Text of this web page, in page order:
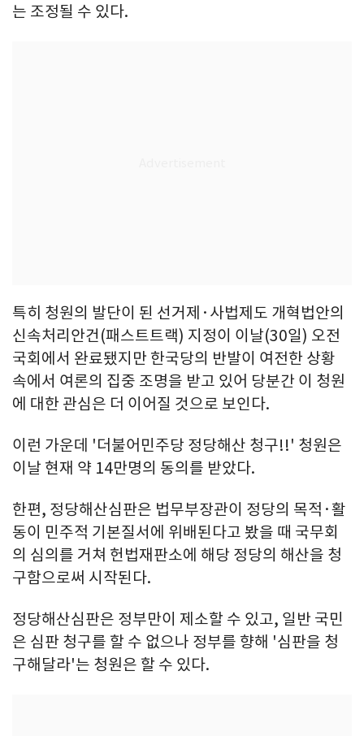
는 조정될 수 있다.
특히 청원의 발단이 된 선거제·사법제도 개혁법안의
신속처리안건(패스트트랙) 지정이 이날(30일) 오전
국회에서 완료됐지만 한국당의 반발이 여전한 상황
속에서 여론의 집중 조명을 받고 있어 당분간 이 청원
에 대한 관심은 더 이어질 것으로 보인다.
이런 가운데 '더불어민주당 정당해산 청구!!' 청원은
이날 현재 약 14만명의 동의를 받았다.
한편, 정당해산심판은 법무부장관이 정당의 목적·활
동이 민주적 기본질서에 위배된다고 봤을 때 국무회
의 심의를 거쳐 헌법재판소에 해당 정당의 해산을 청
구함으로써 시작된다.
정당해산심판은 정부만이 제소할 수 있고, 일반 국민
은 심판 청구를 할 수 없으나 정부를 향해 '심판을 청
구해달라'는 청원은 할 수 있다.